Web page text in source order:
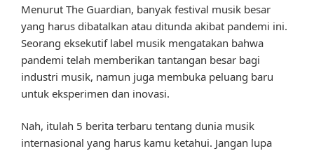
Menurut The Guardian, banyak festival musik besar
yang harus dibatalkan atau ditunda akibat pandemi ini.
Seorang eksekutif label musik mengatakan bahwa
pandemi telah memberikan tantangan besar bagi
industri musik, namun juga membuka peluang baru
untuk eksperimen dan inovasi.
Nah, itulah 5 berita terbaru tentang dunia musik
internasional yang harus kamu ketahui. Jangan lupa